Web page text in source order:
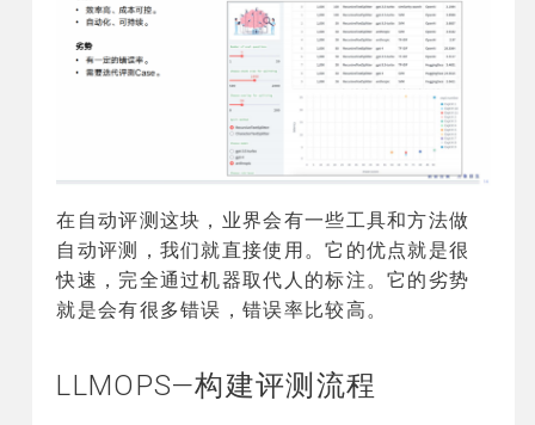
在自动评测这块，业界会有一些工具和方法做
自动评测，我们就直接使用。它的优点就是很
快速，完全通过机器取代人的标注。它的劣势
就是会有很多错误，错误率比较高。
LLMOPS—构建评测流程